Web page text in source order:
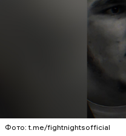
Фото: t.me/fightnightsofficial
Вечером 31 января
тренировки. Во дворе
Гапцахской в
неизвестный. Он